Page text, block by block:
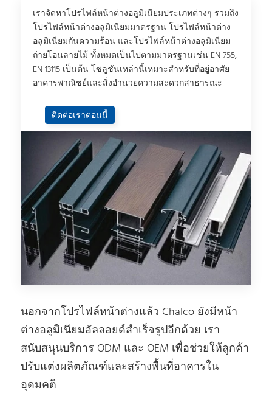
เราจัดหาโปรไฟล์หน้าต่างอลูมิเนียมประเภทต่างๆ รวมถึง
โปรไฟล์หน้าต่างอลูมิเนียมมาตรฐาน โปรไฟล์หน้าต่าง
อลูมิเนียมกันความร้อน และโปรไฟล์หน้าต่างอลูมิเนียม
ถ่ายโอนลายไม้ ทั้งหมดเป็นไปตามมาตรฐานเช่น EN 755,
EN 13115 เป็นต้น โซลูชันเหล่านี้เหมาะสําหรับที่อยู่อาศัย
อาคารพาณิชย์และสิ่งอํานวยความสะดวกสาธารณะ
ติดต่อเราตอนนี้
นอกจากโปรไฟล์หน้าต่างแล้ว Chalco ยังมีหน้า
ต่างอลูมิเนียมอัลลอยด์สําเร็จรูปอีกด้วย เรา
สนับสนุนบริการ ODM และ OEM เพื่อช่วยให้ลูกค้า
ปรับแต่งผลิตภัณฑ์และสร้างพื้นที่อาคารใน
อุดมคติ